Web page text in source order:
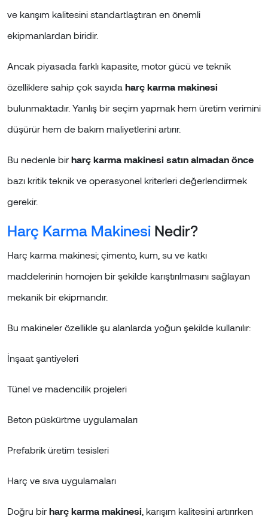
ve karışım kalitesini standartlaştıran en önemli
ekipmanlardan biridir.
Ancak piyasada farklı kapasite, motor gücü ve teknik
özelliklere sahip çok sayıda harç karma makinesi
bulunmaktadır. Yanlış bir seçim yapmak hem üretim verimini
düşürür hem de bakım maliyetlerini artırır.
Bu nedenle bir harç karma makinesi satın almadan önce
bazı kritik teknik ve operasyonel kriterleri değerlendirmek
gerekir.
Harç Karma Makinesi Nedir?
Harç karma makinesi; çimento, kum, su ve katkı
maddelerinin homojen bir şekilde karıştırılmasını sağlayan
mekanik bir ekipmandır.
Bu makineler özellikle şu alanlarda yoğun şekilde kullanılır:
İnşaat şantiyeleri
Tünel ve madencilik projeleri
Beton püskürtme uygulamaları
Prefabrik üretim tesisleri
Harç ve sıva uygulamaları
Doğru bir harç karma makinesi , karışım kalitesini artırırken